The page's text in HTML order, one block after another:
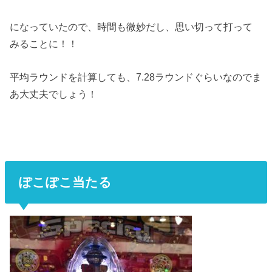
になっていたので、時間も微妙だし、思い切って打って
みることに！！
平均ラウンドを計算しても、7.28ラウンドぐらいなのでま
あ大丈夫でしょう！
ぽこぽこ当たる